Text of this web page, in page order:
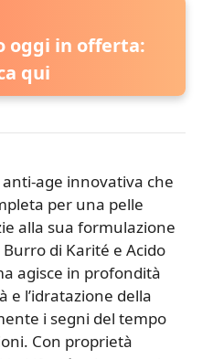
oggi in offerta:
qui
age innovativa che
per una pelle
alla sua formulazione
di Karité e Acido
agisce in profondità
e l’idratazione della
i segni del tempo
Con proprietà